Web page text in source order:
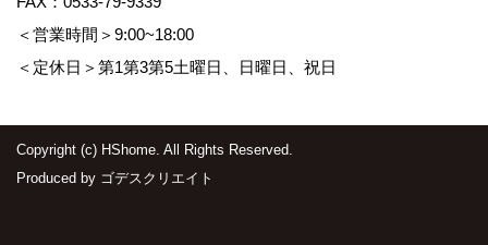
＜営業時間＞9:00~18:00
＜定休日＞第1第3第5土曜日、日曜日、祝日
Copyright (c) HShome. All Rights Reserved.
Produced by ゴデスクリエイト